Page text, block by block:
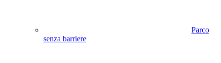
Parco
senza barriere